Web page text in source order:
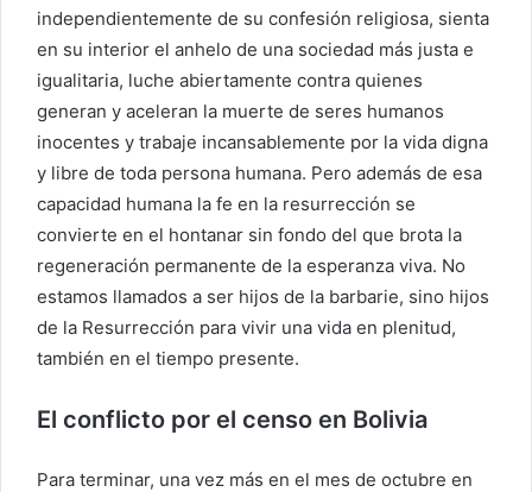
independientemente de su confesión religiosa, sienta
en su interior el anhelo de una sociedad más justa e
igualitaria, luche abiertamente contra quienes
generan y aceleran la muerte de seres humanos
inocentes y trabaje incansablemente por la vida digna
y libre de toda persona humana. Pero además de esa
capacidad humana la fe en la resurrección se
convierte en el hontanar sin fondo del que brota la
regeneración permanente de la esperanza viva. No
estamos llamados a ser hijos de la barbarie, sino hijos
de la Resurrección para vivir una vida en plenitud,
también en el tiempo presente.
El conflicto por el censo en Bolivia
Para terminar, una vez más en el mes de octubre en